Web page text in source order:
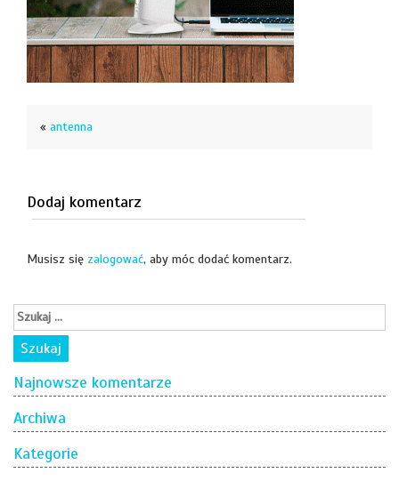
« antenna
Dodaj komentarz
Musisz się zalogować, aby móc dodać komentarz.
Najnowsze komentarze
Archiwa
Kategorie